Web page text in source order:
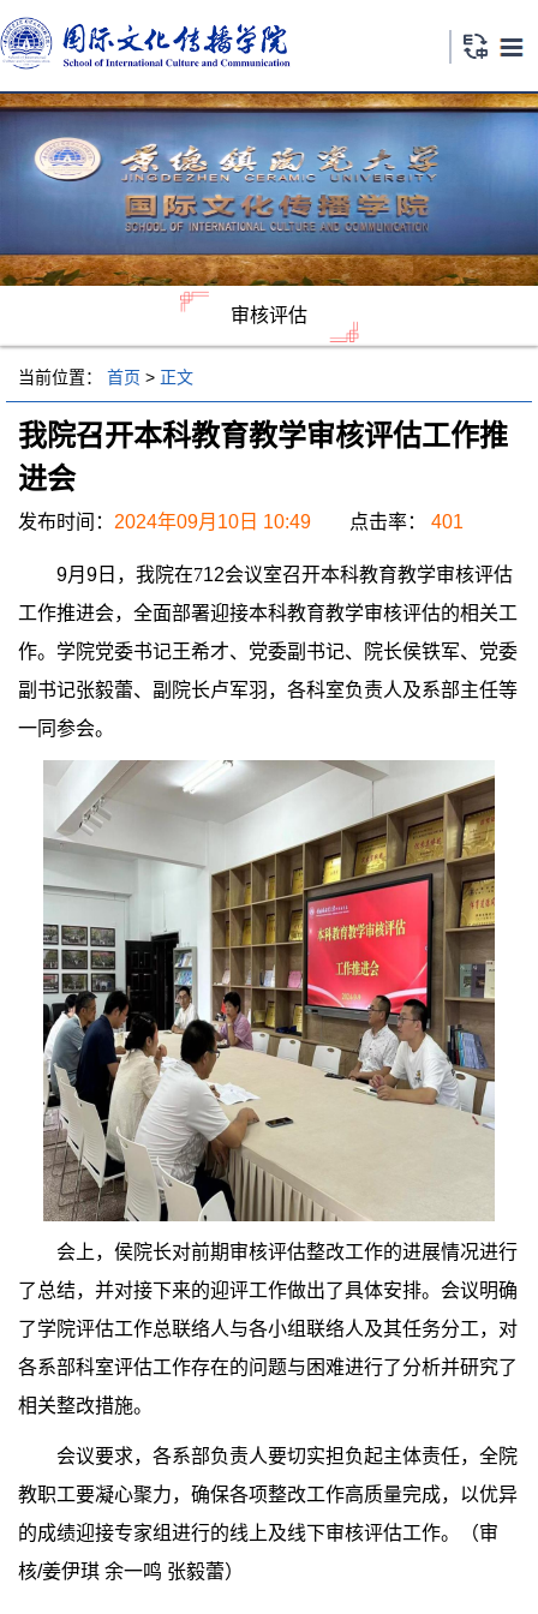
审核评估
当前位置： 首页 > 正文
我院召开本科教育教学审核评估工作推
进会
发布时间： 2024年09月10日 10:49 点击率： 401
9月9 日，我院在712会议室召开本科教育教学审核评估
工作推进会，全面部署迎接本科教育教学审核评估的相关工
作。学院党委书记王希才、党委副书记、院长侯铁军、党委
副书记张毅蕾、副院长卢军羽，各科室负责人及系部主任等
一同参会。
会上，侯院长对前期审核评估整改工作的进展情况进行
了总结，并对接下来的迎评工作做出了具体安排。会议明确
了学院评估工作总联络人与各小组联络人及其任务分工，对
各系部科室评估工作存在的问题与困难进行了分析并研究了
相关整改措施。
会议要求，各系部负责人要切实担负起主体责任，全院
教职工要凝心聚力，确保各项整改工作高质量完成，以优异
的成绩迎接专家组进行的线上及线下审核评估工作。
（审
核/姜伊琪 余一鸣 张毅蕾）